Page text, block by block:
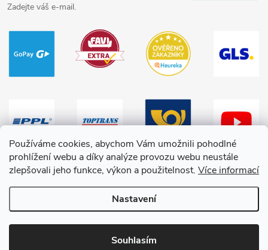
Používáme cookies, abychom Vám umožnili pohodlné
prohlížení webu a díky analýze provozu webu neustále
zlepšovali jeho funkce, výkon a použitelnost. Více informací
Nastavení
Souhlasím
Zadejte váš e-mail.
Vytvořil Shoptet